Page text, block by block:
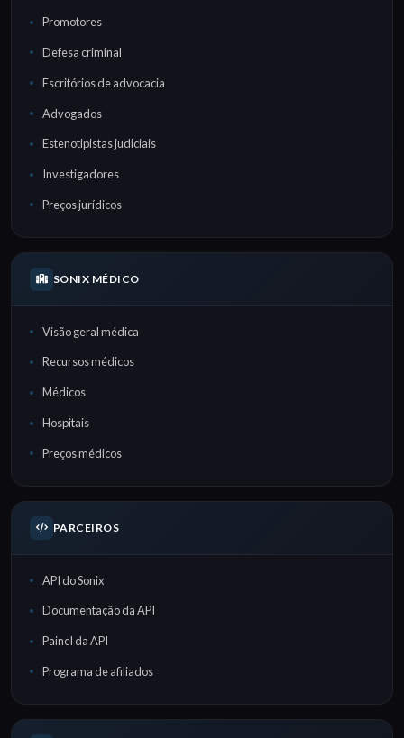
Promotores
Defesa criminal
Escritórios de advocacia
Advogados
Estenotipistas judiciais
Investigadores
Preços jurídicos
SONIX MÉDICO
Visão geral médica
Recursos médicos
Médicos
Hospitais
Preços médicos
PARCEIROS
API do Sonix
Documentação da API
Painel da API
Programa de afiliados